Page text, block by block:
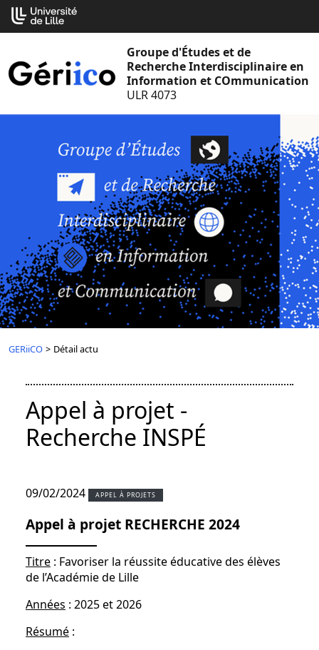
Aller
au
Groupe d'Études et de
Recherche Interdisciplinaire en
Information et COmmunication
ULR 4073
GERiiCO > Détail actu
Appel à projet -
Recherche INSPÉ
09/02/2024 APPEL À PROJETS
Appel à projet RECHERCHE 2024
Titre : Favoriser la réussite éducative des élèves
de l’Académie de Lille
Années : 2025 et 2026
Résumé :
Cookies management panel